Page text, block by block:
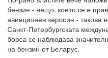
бензин - нещо, което се е
авиационен керосин -
Санкт-Петербургската
борса се наблюдава
на бензин от Беларус.